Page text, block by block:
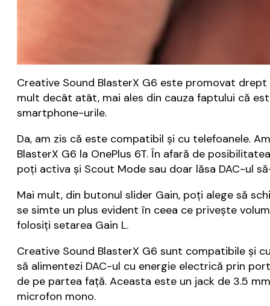
Creative Sound BlasterX G6 este promovat
mult decât atât, mai ales din cauza faptului că
smartphone-urile.
Da, am zis că este compatibil și cu telefoanele.
BlasterX G6 la OnePlus 6T. În afară de
poți activa și Scout Mode sau doar lăsa DAC-ul
Mai mult, din butonul slider Gain, poți alege să
se simte un plus evident în ceea ce privește
folosiți setarea Gain L.
Creative Sound BlasterX G6 sunt compatibile și
să alimentezi DAC-ul cu energie electrică prin
de pe partea față. Aceasta este un jack de 3.5
microfon mono.